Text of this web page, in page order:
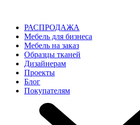
РАСПРОДАЖА
Мебель для бизнеса
Мебель на заказ
Образцы тканей
Дизайнерам
Проекты
Блог
Покупателям